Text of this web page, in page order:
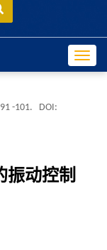
-101.
DOI:
振动控制